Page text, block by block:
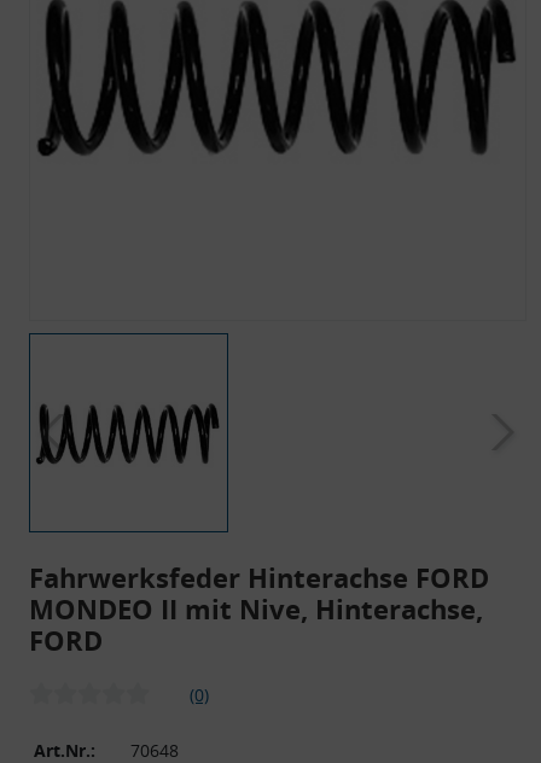
Fahrwerksfeder Hinterachse FORD
MONDEO II mit Nive, Hinterachse,
FORD
(0)
Art.Nr.:
70648